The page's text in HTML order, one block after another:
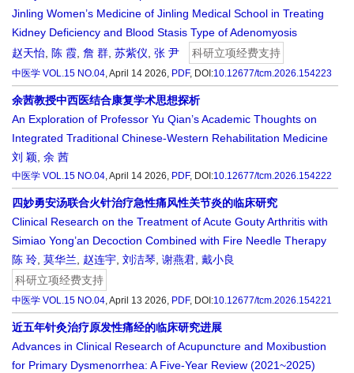
Jinling Women’s Medicine of Jinling Medical School in Treating
Kidney Deficiency and Blood Stasis Type of Adenomyosis
赵天怡
陈 霞 詹 群 苏紫仪 张 尹 科研立项经费支持
中医学 VOL.15 NO.04, April 14 2026, PDF, DOI:10.12677/tcm.2026.154223
余茜教授中西医结合康复学术思想探析
An Exploration of Professor Yu Qian’s Academic Thoughts on
Integrated Traditional Chinese-Western Rehabilitation Medicine
刘 颖 余 茜
中医学 VOL.15 NO.04, April 14 2026, PDF, DOI:10.12677/tcm.2026.154222
四妙勇安汤联合火针治疗急性痛风性关节炎的临床研究
Clinical Research on the Treatment of Acute Gouty Arthritis with
Simiao Yong’an Decoction Combined with Fire Needle Therapy
陈 玲 莫华兰 赵连宇 刘洁琴 谢燕君 戴小良
科研立项经费支持
中医学 VOL.15 NO.04, April 13 2026, PDF, DOI:10.12677/tcm.2026.154221
近五年针灸治疗原发性痛经的临床研究进展
Advances in Clinical Research of Acupuncture and Moxibustion
for Primary Dysmenorrhea: A Five-Year Review (2021~2025)